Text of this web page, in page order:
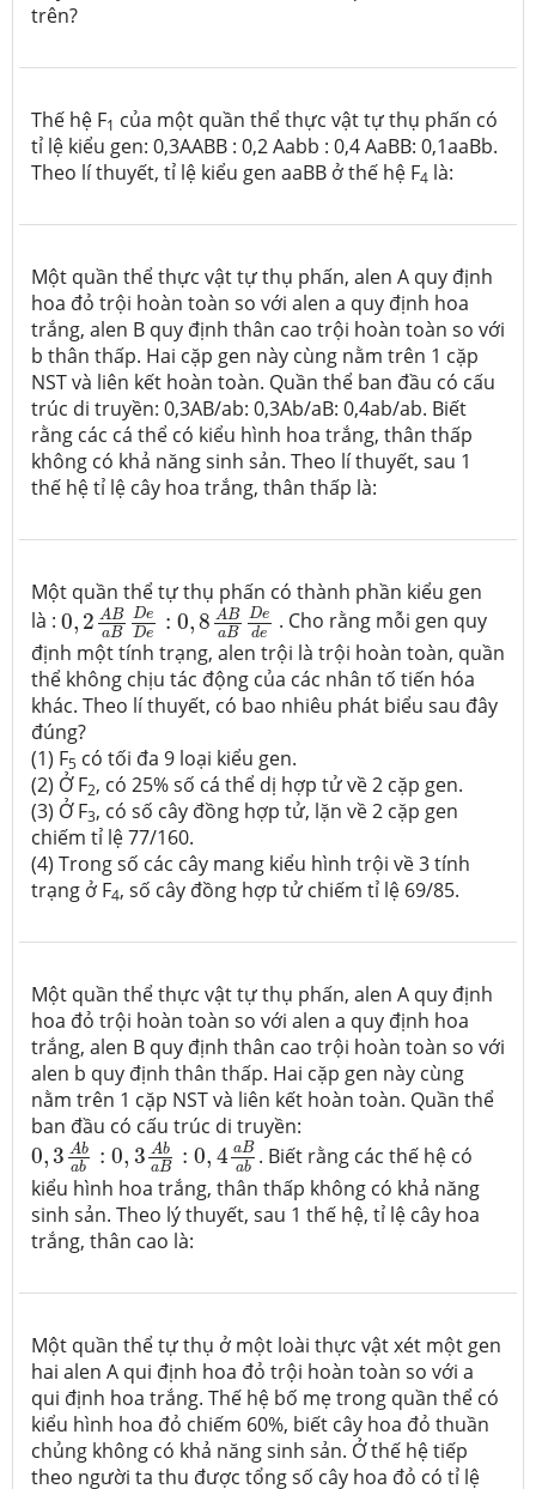
trên?
Thế hệ F1 của một quần thể thực vật tự thụ phấn có
tỉ lệ kiểu gen: 0,3AABB : 0,2 Aabb : 0,4 AaBB: 0,1aaBb.
Theo lí thuyết, tỉ lệ kiểu gen aaBB ở thế hệ F4 là:
Một quần thể thực vật tự thụ phấn, alen A quy định
hoa đỏ trội hoàn toàn so với alen a quy định hoa
trắng, alen B quy định thân cao trội hoàn toàn so với
b thân thấp. Hai cặp gen này cùng nằm trên 1 cặp
NST và liên kết hoàn toàn. Quần thể ban đầu có cấu
trúc di truyền: 0,3AB/ab: 0,3Ab/aB: 0,4ab/ab. Biết
rằng các cá thể có kiểu hình hoa trắng, thân thấp
không có khả năng sinh sản. Theo lí thuyết, sau 1
thế hệ tỉ lệ cây hoa trắng, thân thấp là:
Một quần thể tự thụ phấn có thành phần kiểu gen
là : 0, 2 A B
aB
De
De : 0,8 A B
aB
De
de
0,2ABaBDeDe:0,8ABaBDede
. Cho rằng mỗi gen quy
định một tính trạng, alen trội là trội hoàn toàn, quần
thể không chịu tác động của các nhân tố tiến hóa
khác. Theo lí thuyết, có bao nhiêu phát biểu sau đây
đúng?
(1) F5 có tối đa 9 loại kiểu gen.
(2) Ở F2, có 25% số cá thể dị hợp tử về 2 cặp gen.
(3) Ở F3, có số cây đồng hợp tử, lặn về 2 cặp gen
chiếm tỉ lệ 77/160.
(4) Trong số các cây mang kiểu hình trội về 3 tính
trạng ở F4, số cây đồng hợp tử chiếm tỉ lệ 69/85.
Một quần thể thực vật tự thụ phấn, alen A quy định
hoa đỏ trội hoàn toàn so với alen a quy định hoa
trắng, alen B quy định thân cao trội hoàn toàn so với
alen b quy định thân thấp. Hai cặp gen này cùng
nằm trên 1 cặp NST và liên kết hoàn toàn. Quần thể
ban đầu có cấu trúc di truyền:
0,3 Ab
ab : 0, 3 Ab
aB : 0, 4 aB
ab
0,3Aba b:0,3AbaB :0,4aBab
. Biết rằng các thế hệ có
kiểu hình hoa trắng, thân thấp không có khả năng
sinh sản. Theo lý thuyết, sau 1 thế hệ, tỉ lệ cây hoa
trắng, thân cao là:
Một quần thể tự thụ ở một loài thực vật xét một gen
hai alen A qui định hoa đỏ trội hoàn toàn so với a
qui định hoa trắng. Thế hệ bố mẹ trong quần thể có
kiểu hình hoa đỏ chiếm 60%, biết cây hoa đỏ thuần
chủng không có khả năng sinh sản. Ở thế hệ tiếp
theo người ta thu được tổng số cây hoa đỏ có tỉ lệ